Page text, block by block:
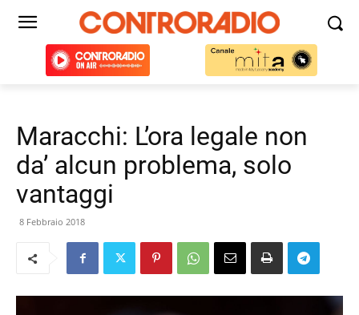
Maracchi: L’ora legale non
da’ alcun problema, solo
vantaggi
8 Febbraio 2018